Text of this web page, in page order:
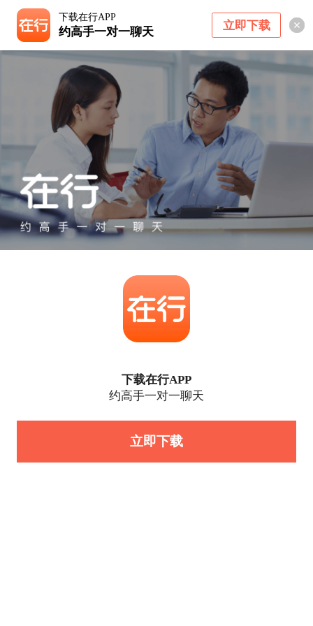
下载在行APP
约高手一对一聊天 立即下载
下载在行APP
约高手一对一聊天
立即下载